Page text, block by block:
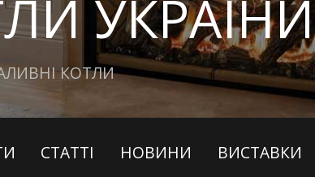
УКРАЇНИ
КОТЛИ
СТАТТІ НОВИНИ ВИСТАВКИ